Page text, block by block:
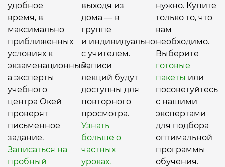
удобное
время, в
максимально
приближенных
условиях к
экзаменационным,
а эксперты
учебного
центра Окей
проверят
письменное
задание.
Записаться на
пробный
выходя из
дома — в
группе
и индивидуально
с учителем.
Записи
лекций будут
доступны для
повторного
просмотра.
Узнать
больше о
частных
уроках.
нужно. Купите
только то, что
вам
необходимо.
Выберите
готовые
пакеты или
посоветуйтесь
с нашими
экспертами
для подбора
оптимальной
программы
обучения.